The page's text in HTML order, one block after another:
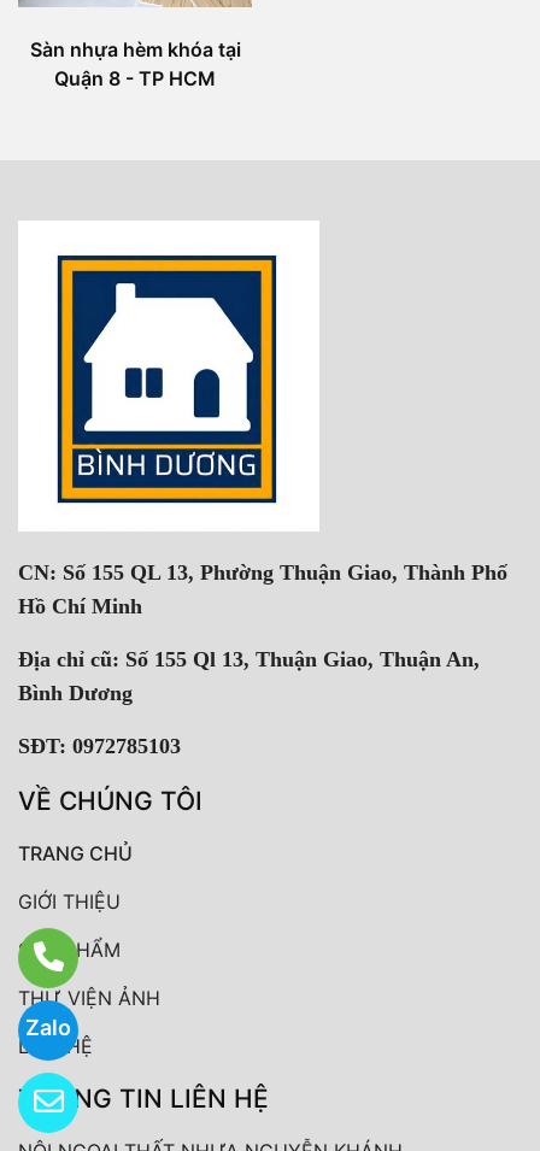
Zalo
Sàn nhựa hèm khóa tại
Quận 8 - TP HCM
CN: Số 155 QL 13, Phường Thuận Giao, Thành Phố
Hồ Chí Minh
Địa chỉ cũ: Số 155 Ql 13, Thuận Giao, Thuận An,
Bình Dương
SĐT: 0972785103
VỀ CHÚNG TÔI
TRANG CHỦ
GIỚI THIỆU
SẢN PHẨM
THƯ VIỆN ẢNH
LIÊN HỆ
THÔNG TIN LIÊN HỆ